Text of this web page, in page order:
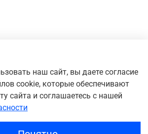
наш сайт, вы даете согласие
cookie, которые обеспечивают
сайта и соглашаетесь с нашей